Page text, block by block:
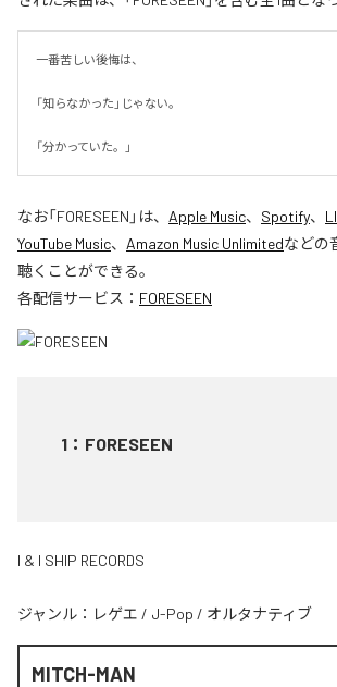
一番苦しい後悔は、
「知らなかった」じゃない。
「分かっていた。」
なお「FORESEEN 」は、 Apple Music、 Spotify、
YouTube Music、 Amazon Music Unlimitedなどの
聴くことができる。
各配信サービス： FORESEEN
1 ： FORESEEN
I & I SHIP RECORDS
ジャンル： レゲエ / J-Pop / オルタナティブ
MITCH-MAN